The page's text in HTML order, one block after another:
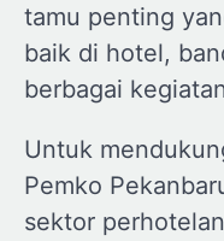
tamu penting
baik di hotel,
berbagai
Untuk
Pemko
sektor